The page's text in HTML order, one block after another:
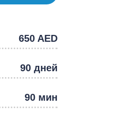
650 AED
90 дней
90 мин